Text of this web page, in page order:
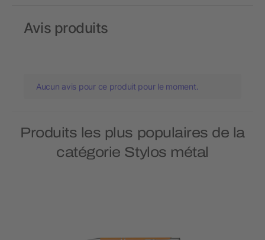
Avis produits
Aucun avis pour ce produit pour le moment.
Produits les plus populaires de la
catégorie Stylos métal